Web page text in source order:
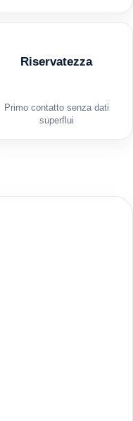
Riservatezza
Primo contatto senza dati
superflui